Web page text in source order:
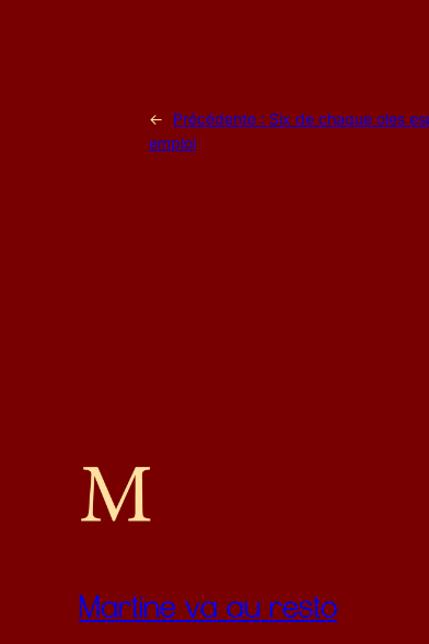
← Précédente : Six de chaque oles
emploi
Martine va au resto